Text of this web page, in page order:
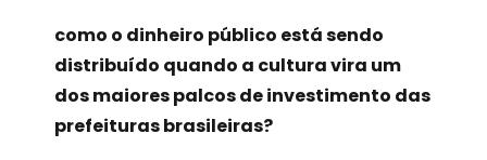
como o dinheiro público está sendo
distribuído quando a cultura vira um
dos maiores palcos de investimento das
prefeituras brasileiras?